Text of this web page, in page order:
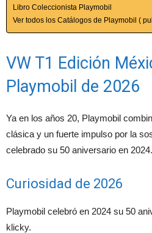
Libro Coleccionista Playmobil
Ver todos los Catálogos de Playmobil (
VW T1 Edición
Playmobil de 2026
Ya en los años 20, Playmobil
clásica y un fuerte impulso por la
celebrado su 50 aniversario en 2024.
Curiosidad de 2026
Playmobil celebró en 2024 su 50
klicky.